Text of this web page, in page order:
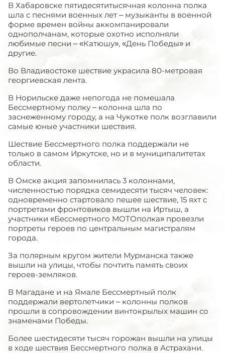
В Хабаровске пятидесятитысячная колонна полка
шла с песнями военных лет – музыканты в военной
форме времен войны аккомпанировали
однополчанам, которые охотно исполняли
любимые песни – «Катюшу», «День Победы» и
другие.
Во Владивостоке шествие украсила 80-метровая
георгиевская лента.
В Норильске даже непогода не помешала
Бессмертному полку – колонна шла по
заснеженному городу, а на Чукотке полк возглавили
самые юные участники шествия.
Шествие Бессмертного полка поддержали не
только в самом Иркутске, но и в муниципалитетах
области.
В Омске акция запомнилась 3 колоннами,
численностью порядка семидесяти тысяч человек:
одновременно стартовало пешее шествие, 15 яхт с
портретами фронтовиков вышли на Иртыш, а
участники «Бессмертного МОТОполка» провезли
портреты героев по центральным магистралям
города.
За полярным кругом жители Мурманска также
вышли на улицы, чтобы почтить память своих
героев-земляков.
В Магадане и на Ямале Бессмертный полк
поддержали вертолетчики – колонны полков
прошли в сопровождении винтокрылых машин со
знаменами Победы.
Более шестидесяти тысяч горожан вышли на улицы
в ходе шествия Бессмертного полка в Астрахани.